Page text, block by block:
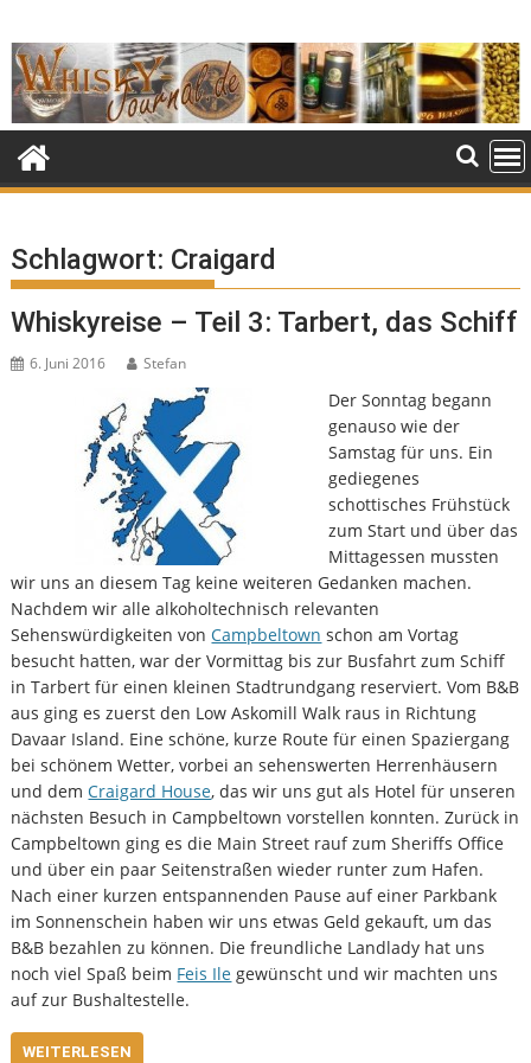
to
content
Schlagwort: Craigard
Whiskyreise – Teil 3: Tarbert, das Schiff
6. Juni 2016 Stefan
Der Sonntag begann
genauso wie der
Samstag für uns. Ein
gediegenes
schottisches Frühstück
zum Start und über das
Mittagessen mussten
wir uns an diesem Tag keine weiteren Gedanken machen.
Nachdem wir alle alkoholtechnisch relevanten
Sehenswürdigkeiten vonCampbeltown schon am Vortag
besucht hatten, war der Vormittag bis zur Busfahrt zum Schiff
in Tarbert für einen kleinen Stadtrundgang reserviert. Vom B&B
aus ging es zuerst den Low Askomill Walk raus in Richtung
Davaar Island. Eine schöne, kurze Route für einen Spaziergang
bei schönem Wetter, vorbei an sehenswerten Herrenhäusern
und demCraigard House, das wir uns gut als Hotel für unseren
nächsten Besuch in Campbeltown vorstellen konnten. Zurück in
Campbeltown ging es die Main Street rauf zum Sheriffs Office
und über ein paar Seitenstraßen wieder runter zum Hafen.
Nach einer kurzen entspannenden Pause auf einer Parkbank
im Sonnenschein haben wir uns etwas Geld gekauft, um das
B&B bezahlen zu können. Die freundliche Landlady hat uns
noch viel Spaß beim Feis Ile gewünscht und wir machten uns
auf zur Bushaltestelle.
WEITERLESEN